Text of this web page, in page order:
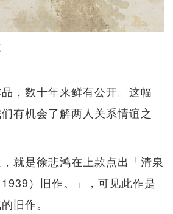
，数十年来鲜有公开。这幅
有机会了解两人关系情谊之
就是徐悲鸿在上款点出「清泉
）旧作。」，可见此作是
旧作。